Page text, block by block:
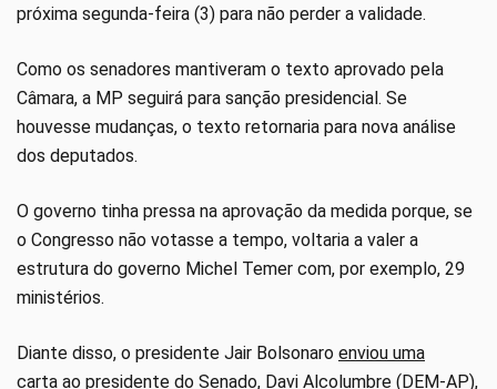
próxima segunda-feira (3) para não perder a validade.
Como os senadores mantiveram o texto aprovado pela
Câmara, a MP seguirá para sanção presidencial. Se
houvesse mudanças, o texto retornaria para nova análise
dos deputados.
O governo tinha pressa na aprovação da medida porque, se
o Congresso não votasse a tempo, voltaria a valer a
estrutura do governo Michel Temer com, por exemplo, 29
ministérios.
Diante disso, o presidente Jair Bolsonaro enviou uma
carta ao presidente do Senado, Davi Alcolumbre (DEM-AP),